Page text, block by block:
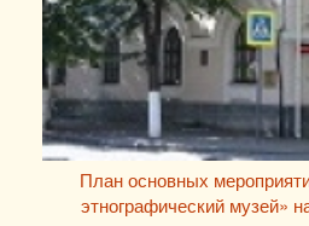
План основных
этнографический музей»